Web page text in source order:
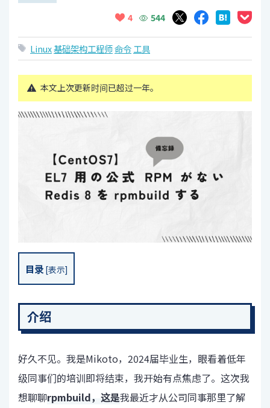
4 544
Linux基础架构工程师命令工具
本文上次更新时间已超过一年。
目录 [表示]
介绍
好久不见。我是Mikoto，2024届毕业生，眼看着低年
级同事们的培训即将结束，我开始有点焦虑了。这次我
想聊聊rpmbuild，这是我最近才从公司同事那里了解